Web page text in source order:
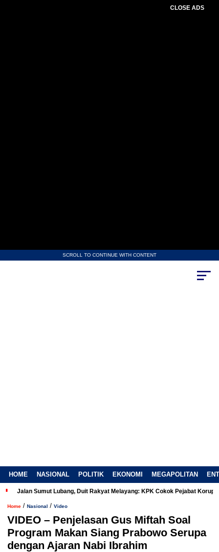
CLOSE ADS
SCROLL TO CONTINUE WITH CONTENT
HOME NASIONAL POLITIK EKONOMI MEGAPOLITAN
Jalan Sumut Lubang, Duit Rakyat Melayang: KPK Cokok Pejabat Korup
Home / Nasional / Video
VIDEO – Penjelasan Gus Miftah Soal
Program Makan Siang Prabowo Serupa
dengan Ajaran Nabi Ibrahim